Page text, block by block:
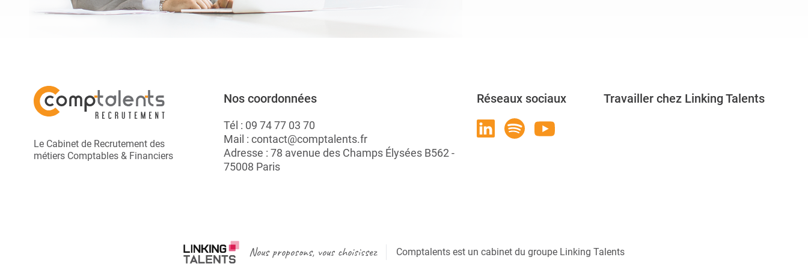
Le Cabinet de Recrutement des
métiers Comptables & Financiers
Nos coordonnées
Tél : 09 74 77 03 70
Mail : contact@comptalents.fr
Adresse : 78 avenue des Champs Élysées B562 -
75008 Paris
Réseaux sociaux Travailler chez Linking Talents
Nous proposons, vous choisissez Comptalents est un cabinet du groupe Linking Talents